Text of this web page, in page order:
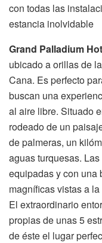
con todas las
estancia inolvidable
Grand Palladium
ubicado a orillas de
Cana. Es perfecto
buscan una
al aire libre. Situado
rodeado de un
de palmeras, un
aguas turquesas.
equipadas y con una
magníficas vistas a
El extraordinario
propias de unas 5
de éste el lugar